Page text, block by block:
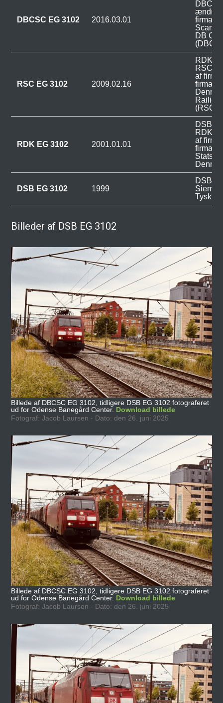
DBCSC EG 3102 2016.03.01
DB
RSC EG 3102 2009.02.16
RDK
RSC
af
Railion
(RSC).
RDK EG 3102 2001.01.01
DSB
RDK
af
DSB EG 3102 1999
DSB
Billeder af DSB EG 3102
Billede af DBCSC EG 3102, tidligere DSB EG 3102 fotograferet
ud for Odense Banegård Center. Download billede
Fotograf: Jacob Laursen - Dato: den 26. juni 2025
Billede af DBCSC EG 3102, tidligere DSB EG 3102 fotograferet
ud for Odense Banegård Center. Download billede
Fotograf: Jacob Laursen - Dato: den 26. juni 2025